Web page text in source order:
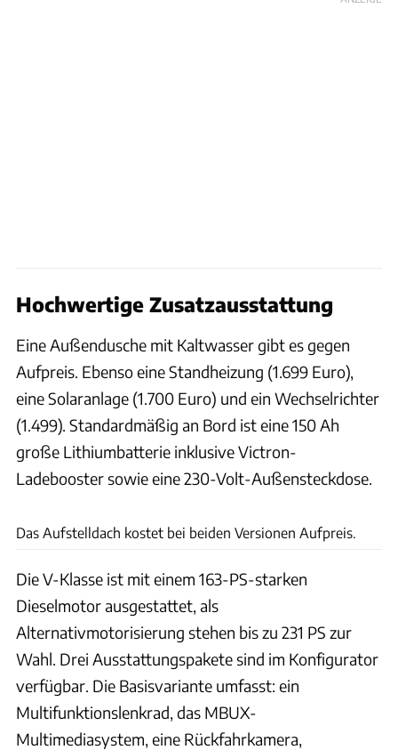
Hochwertige Zusatzausstattung
Eine Außendusche mit Kaltwasser gibt es gegen
Aufpreis. Ebenso eine Standheizung (1.699 Euro),
eine Solaranlage (1.700 Euro) und ein Wechselrichter
(1.499). Standardmäßig an Bord ist eine 150 Ah
große Lithiumbatterie inklusive Victron-
Ladebooster sowie eine 230-Volt-Außensteckdose.
Das Aufstelldach kostet bei beiden Versionen Aufpreis.
Die V-Klasse ist mit einem 163-PS-starken
Dieselmotor ausgestattet, als
Alternativmotorisierung stehen bis zu 231 PS zur
Wahl. Drei Ausstattungspakete sind im Konfigurator
verfügbar. Die Basisvariante umfasst: ein
Multifunktionslenkrad, das MBUX-
Multimediasystem, eine Rückfahrkamera,